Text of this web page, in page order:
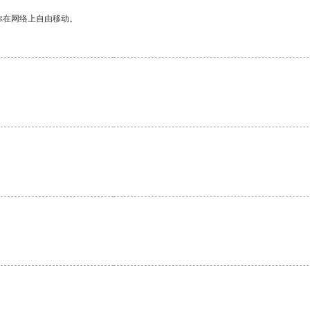
网络上自由移动。